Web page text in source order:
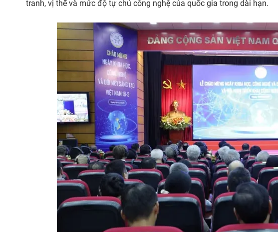
tranh, vị thế và mức độ tự chủ công nghệ của quốc gia trong dài hạn.